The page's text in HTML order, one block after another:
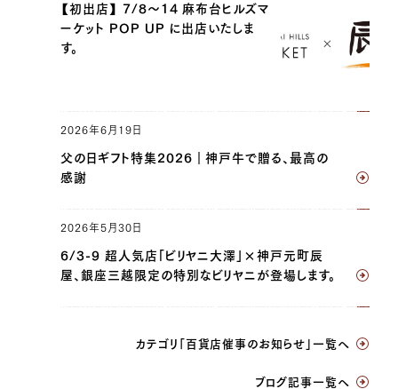
【初出店】 7/8〜14 麻布台ヒルズマ
ーケット POP UP に出店いたしま
す。
2026年6月19日
父の日ギフト特集2026｜神戸牛で贈る、最高の
感謝
2026年5月30日
6/3-9 超人気店「ビリヤニ大澤」×神戸元町辰
屋、銀座三越限定の特別なビリヤニが登場します。
カテゴリ「百貨店催事のお知らせ」一覧へ
ブログ記事一覧へ